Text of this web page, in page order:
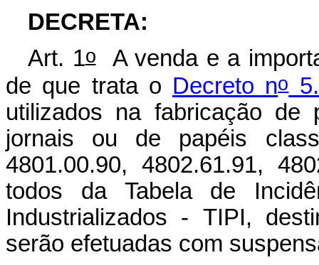
DECRETA:
Art. 1oA venda e a
de que trata o Decreto no
utilizados na fabricação de
jornais ou de papéis
4801.00.90, 4802.61.91,
todos da Tabela de
Industrializados - TIPI,
serão efetuadas com